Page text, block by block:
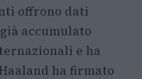
offrono dati
accumulato
e ha
ha firmato